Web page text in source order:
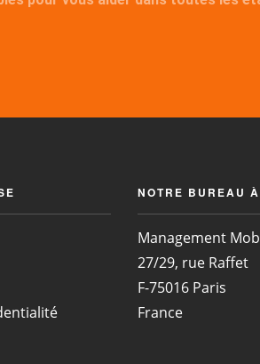
NOTRE BUREAU
Management
27/29, rue Raffet
F-75016 Paris
France